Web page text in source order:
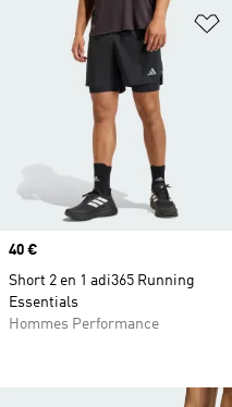
Prix
40 €
Short 2 en 1 adi365 Running
Essentials
Hommes Performance